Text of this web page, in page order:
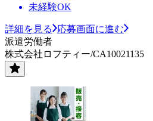
未経験OK
詳細を見る
応募画面に進む
派遣労働者
株式会社ロフティー/CA10021135